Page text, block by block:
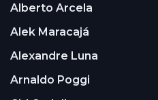
Alberto Arcela
Alek Maracajá
Alexandre Luna
Arnaldo Poggi